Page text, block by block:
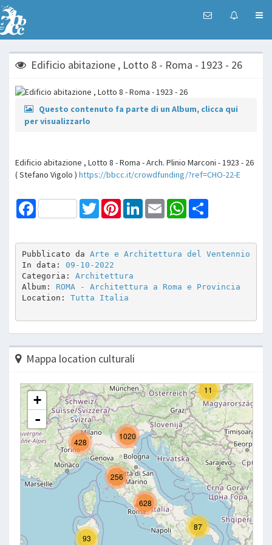
Edificio abitazione , Lotto 8 - Roma - 1923 - 26
Questo contenuto fa parte di un Album, clicca qui
per visualizzarlo
Edificio abitazione , Lotto 8 - Roma - Arch. Plinio Marconi - 1923 - 26
( Stefano Vigolo ) https://bbcc.it/crowdfunding/?ref=CHO-22-E
Facebook TwitterPinterestLinkedInEmail WhatsApp
Pubblicato da Arte e Architettura del Ventennio
In data: 09-10-2022
Categoria: Architettura
Album: ROMA - Architettura a Roma e Provincia
Location: Tutta Italia
Mappa location culturali